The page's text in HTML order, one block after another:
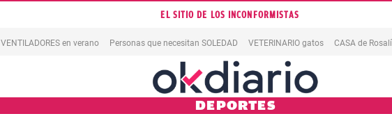
EL SITIO DE LOS INCONFORMISTAS
VENTILADORES en verano Personas que necesitan SOLEDAD VETERINARIO gatos CASA de
DEPORTES